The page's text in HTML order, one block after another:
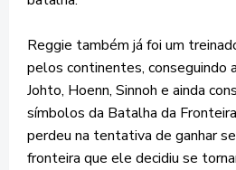
Reggie também já foi um
pelos continentes, conseguindo
Johto, Hoenn, Sinnoh e ainda
símbolos da Batalha da
perdeu na tentativa de ganhar
fronteira que ele decidiu se